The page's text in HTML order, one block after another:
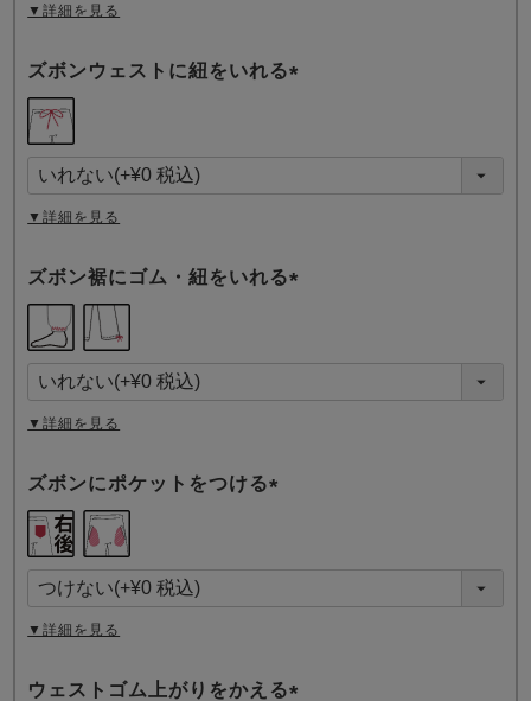
▼詳細を見る
ズボンウェストに紐をいれる
須
)
▼詳細を見る
ズボン裾にゴム・紐をいれる
須
)
▼詳細を見る
ズボンにポケットをつける
須
)
▼詳細を見る
ウェストゴム上がりをかえる